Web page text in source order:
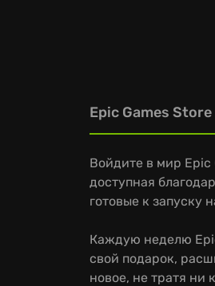
Epic Games Store
Войдите в мир Epic
доступная
готовые к запуску
Каждую неделю
свой подарок,
новое, не тратя ни